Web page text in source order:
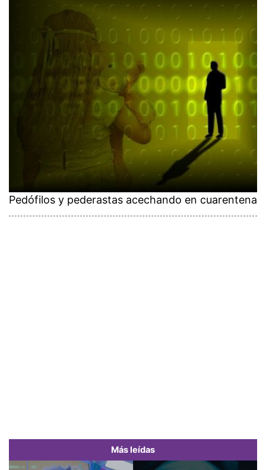
Pedófilos y pederastas acechando en cuarentena
Más leídas